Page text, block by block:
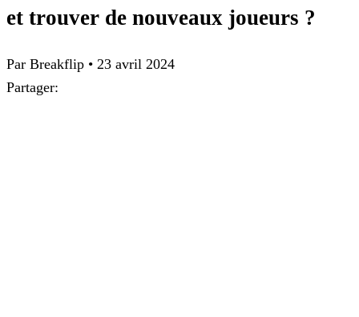
et trouver de nouveaux joueurs ?
Par Breakflip • 23 avril 2024
Partager: